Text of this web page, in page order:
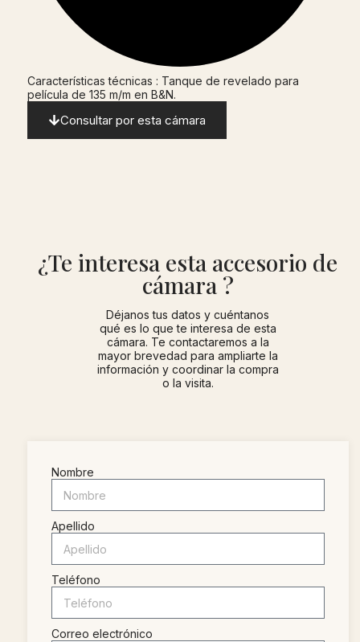
Características técnicas : Tanque de revelado para
película de 135 m/m en B&N.
Consultar por esta cámara
¿Te interesa esta accesorio de
cámara ?
Déjanos tus datos y cuéntanos
qué es lo que te interesa de esta
cámara. Te contactaremos a la
mayor brevedad para ampliarte la
información y coordinar la compra
o la visita.
Nombre
Apellido
Teléfono
Correo electrónico